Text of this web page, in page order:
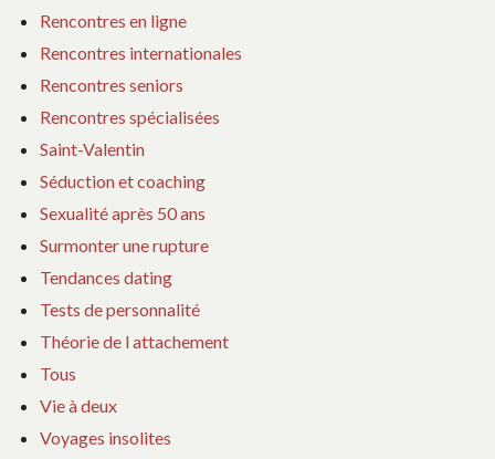
Rencontres en ligne
Rencontres internationales
Rencontres seniors
Rencontres spécialisées
Saint-Valentin
Séduction et coaching
Sexualité après 50 ans
Surmonter une rupture
Tendances dating
Tests de personnalité
Théorie de l attachement
Tous
Vie à deux
Voyages insolites